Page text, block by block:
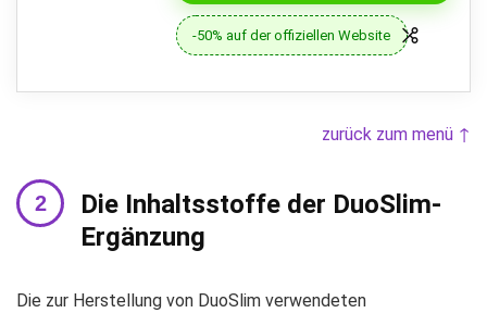
-50% auf der offiziellen Website
zurück zum menü ↑
Die Inhaltsstoffe der DuoSlim-
Ergänzung
Die zur Herstellung von DuoSlim verwendeten